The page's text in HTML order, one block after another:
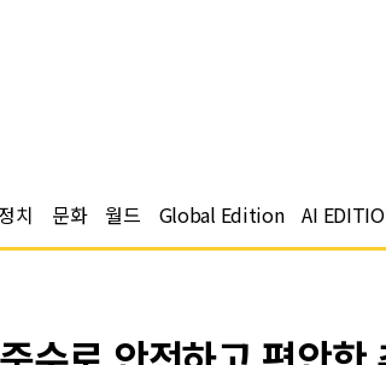
정치 문화 월드 Global Edition AI